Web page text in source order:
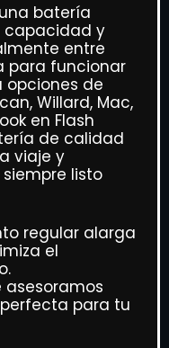
batería
capacidad y
entre
para funcionar
opciones de
Willard, Mac,
en Flash
de calidad
viaje y
siempre listo
regular alarga
el
asesoramos
para tu